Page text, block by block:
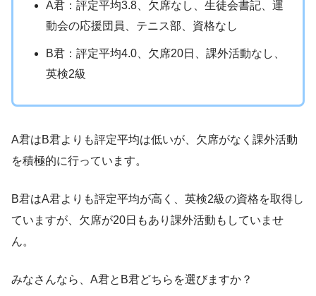
A君：評定平均3.8、欠席なし、生徒会書記、運
動会の応援団員、テニス部、資格なし
B君：評定平均4.0、欠席20日、課外活動なし、
英検2級
A君はB君よりも評定平均は低いが、欠席がなく課外活動
を積極的に行っています。
B君はA君よりも評定平均が高く、英検2級の資格を取得し
ていますが、欠席が20日もあり課外活動もしていませ
ん。
みなさんなら、A君とB君どちらを選びますか？